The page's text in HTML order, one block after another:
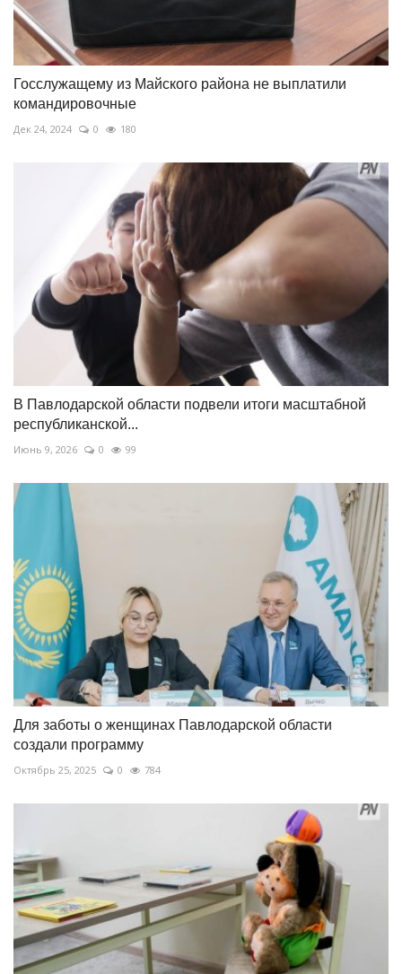
Госслужащему из Майского района не выплатили
командировочные
Дек 24, 2024 0 180
В Павлодарской области подвели итоги масштабной
республиканской...
Июнь 9, 2026 0 99
Для заботы о женщинах Павлодарской области
создали программу
Октябрь 25, 2025 0 784